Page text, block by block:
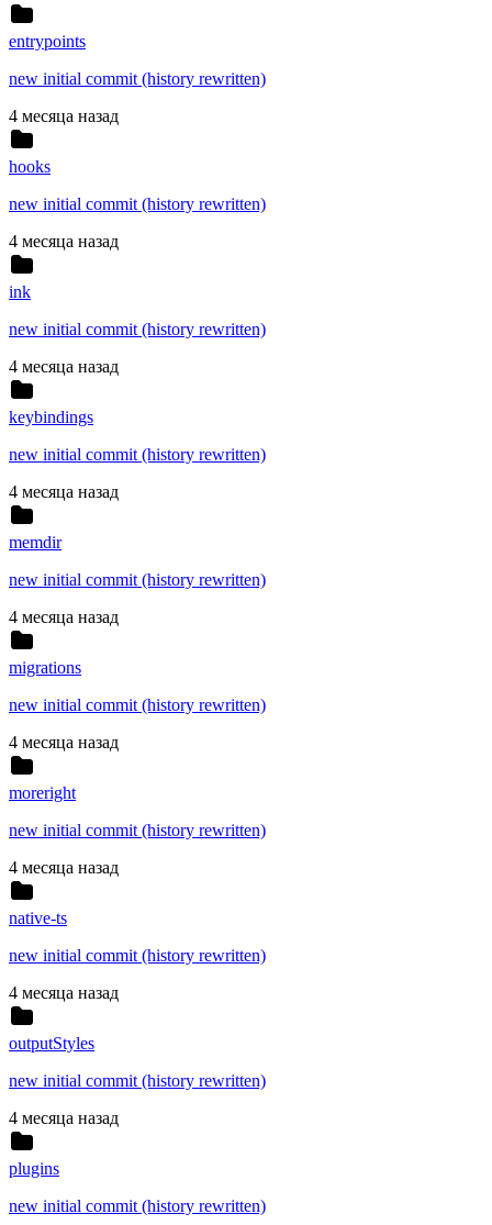
entrypoints
new initial commit (history rewritten)
4 месяца назад
hooks
new initial commit (history rewritten)
4 месяца назад
ink
new initial commit (history rewritten)
4 месяца назад
keybindings
new initial commit (history rewritten)
4 месяца назад
memdir
new initial commit (history rewritten)
4 месяца назад
migrations
new initial commit (history rewritten)
4 месяца назад
moreright
new initial commit (history rewritten)
4 месяца назад
native-ts
new initial commit (history rewritten)
4 месяца назад
outputStyles
new initial commit (history rewritten)
4 месяца назад
plugins
new initial commit (history rewritten)